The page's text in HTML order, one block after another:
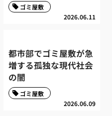
2026.06.11
ゴミ屋敷
都市部でゴミ屋敷が急
増する孤独な現代社会
の闇
2026.06.09
ゴミ屋敷